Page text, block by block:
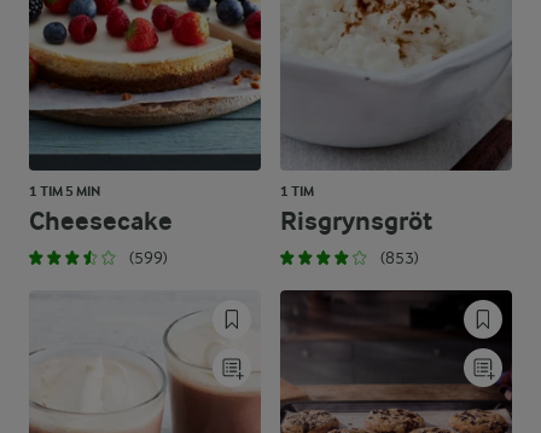
1 TIM 5 MIN
Cheesecake
(599)
1 TIM
Risgrynsgröt
(853)